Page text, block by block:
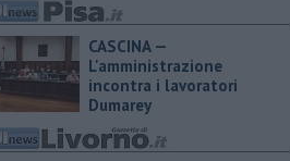
CASCINA —
L'amministrazione
incontra i lavoratori
Dumarey